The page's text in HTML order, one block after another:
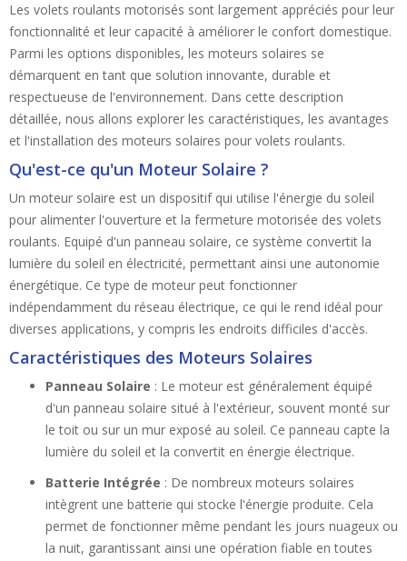
Les volets roulants motorisés sont largement appréciés pour leur
fonctionnalité et leur capacité à améliorer le confort domestique.
Parmi les options disponibles, les moteurs solaires se
démarquent en tant que solution innovante, durable et
respectueuse de l'environnement. Dans cette description
détaillée, nous allons explorer les caractéristiques, les avantages
et l'installation des moteurs solaires pour volets roulants.
Qu'est-ce qu'un Moteur Solaire ?
Un moteur solaire est un dispositif qui utilise l'énergie du soleil
pour alimenter l'ouverture et la fermeture motorisée des volets
roulants. Equipé d'un panneau solaire, ce système convertit la
lumière du soleil en électricité, permettant ainsi une autonomie
énergétique. Ce type de moteur peut fonctionner
indépendamment du réseau électrique, ce qui le rend idéal pour
diverses applications, y compris les endroits difficiles d'accès.
Caractéristiques des Moteurs Solaires
Panneau Solaire : Le moteur est généralement équipé
d'un panneau solaire situé à l'extérieur, souvent monté sur
le toit ou sur un mur exposé au soleil. Ce panneau capte la
lumière du soleil et la convertit en énergie électrique.
Batterie Intégrée : De nombreux moteurs solaires
intègrent une batterie qui stocke l'énergie produite. Cela
permet de fonctionner même pendant les jours nuageux ou
la nuit, garantissant ainsi une opération fiable en toutes